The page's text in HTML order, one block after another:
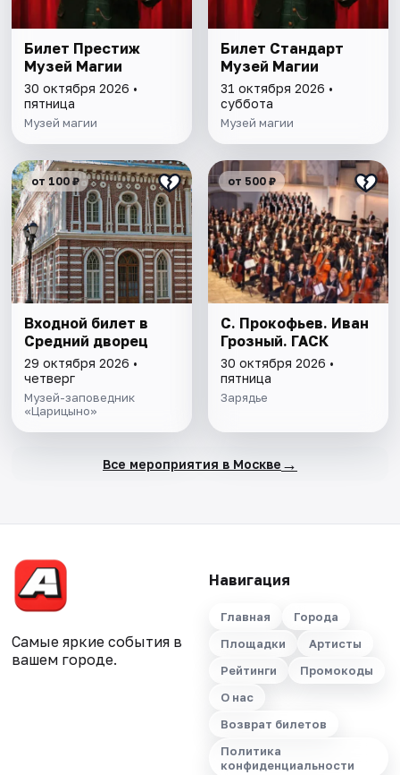
Билет Престиж
Музей Магии
30 октября 2026 •
пятница
Музей магии
Билет Стандарт
Музей Магии
31 октября 2026 •
суббота
Музей магии
от 100 ₽
Входной билет в
Средний дворец
29 октября 2026 •
четверг
Музей-заповедник
«Царицыно»
от 500 ₽
С. Прокофьев. Иван
Грозный. ГАСК
30 октября 2026 •
пятница
Зарядье
Все мероприятия в Москве →
Самые яркие события в
вашем городе.
Навигация
Главная
Города
Площадки
Артисты
Рейтинги
Промокоды
О нас
Возврат билетов
Политика
конфиденциальности